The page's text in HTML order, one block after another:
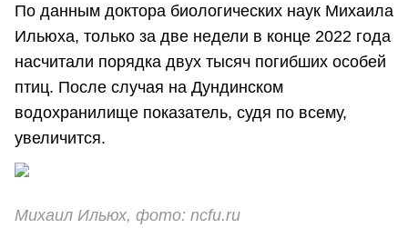
По данным доктора биологических наук Михаила
Ильюха, только за две недели в конце 2022 года
насчитали порядка двух тысяч погибших особей
птиц. После случая на Дундинском
водохранилище показатель, судя по всему,
увеличится.
Михаил Ильюх, фото: ncfu.ru